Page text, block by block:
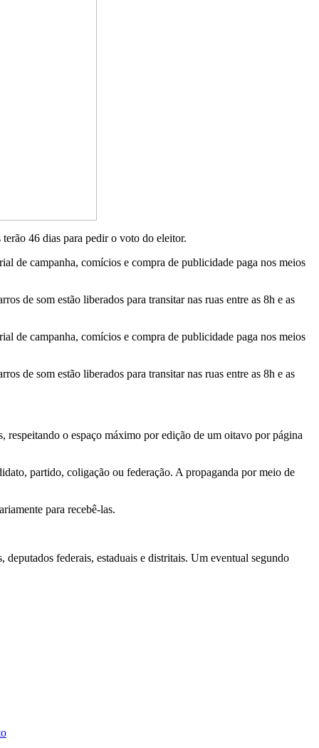
46 dias para pedir o voto do eleitor.
de campanha, comícios e compra de publicidade paga nos meios
de som estão liberados para transitar nas ruas entre as 8h e as
de campanha, comícios e compra de publicidade paga nos meios
de som estão liberados para transitar nas ruas entre as 8h e as
respeitando o espaço máximo por edição de um oitavo por página
partido, coligação ou federação. A propaganda por meio de
para recebê-las.
federais, estaduais e distritais. Um eventual segundo